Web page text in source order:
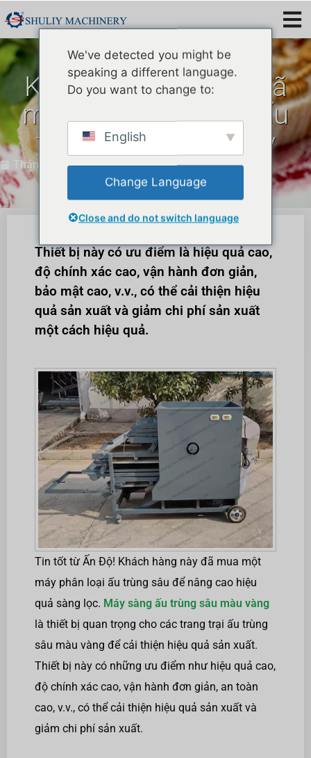
Khách hàng Ấn Độ đã
mua máy phân loại ấu
trùng giun ăn Shuliy
Thán 9 18, 2023
Thiết bị này có ưu điểm là hiệu quả cao,
độ chính xác cao, vận hành đơn giản,
bảo mật cao, v.v., có thể cải thiện hiệu
quả sản xuất và giảm chi phí sản xuất
một cách hiệu quả.
Tin tốt từ Ấn Độ! Khách hàng này đã mua một
máy phân loại ấu trùng sâu để nâng cao hiệu
quả sàng lọc. Máy sàng ấu trùng sâu màu vàng
là thiết bị quan trọng cho các trang trại ấu trùng
sâu màu vàng để cải thiện hiệu quả sản xuất.
Thiết bị này có những ưu điểm như hiệu quả cao,
độ chính xác cao, vận hành đơn giản, an toàn
cao, v.v., có thể cải thiện hiệu quả sản xuất và
giảm chi phí sản xuất.
We've detected you might be
speaking a different language.
Do you want to change to:
English
Change Language
Close and do not switch language